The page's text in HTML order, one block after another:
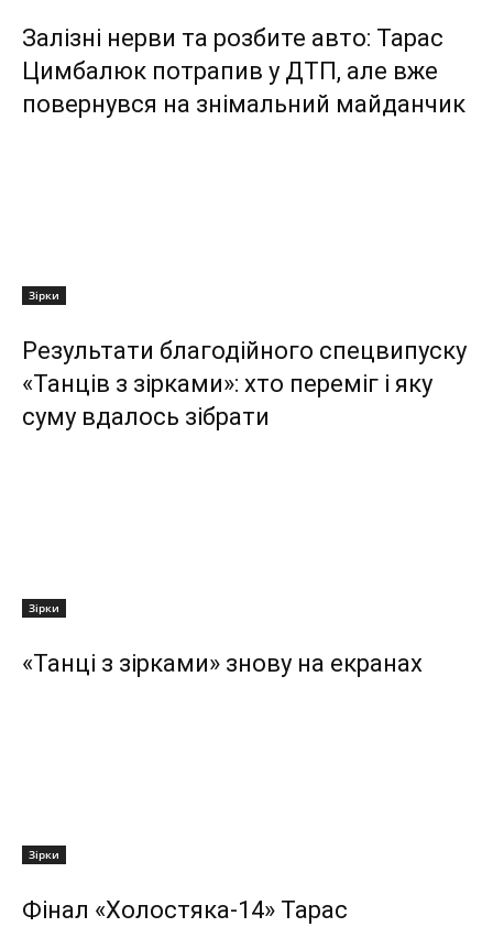
Залізні нерви та розбите авто: Тарас
Цимбалюк потрапив у ДТП, але вже
повернувся на знімальний майданчик
Зірки
Результати благодійного спецвипуску
«Танців з зірками»: хто переміг і яку
суму вдалось зібрати
Зірки
«Танці з зірками» знову на екранах
Зірки
Фінал «Холостяка-14» Тарас